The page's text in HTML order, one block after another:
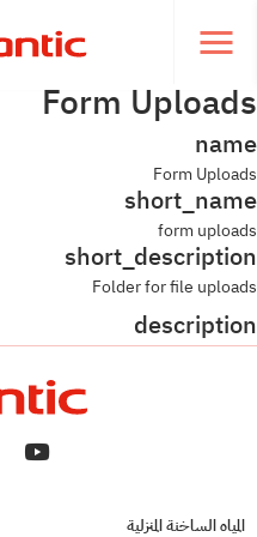
Ouvrir le menu de navigation
Fermer le menu de
Form Uploads
name
Form Uploads
short_name
form uploads
short_description
Folder for file uploads
description
المياه الساخنة المنزلية